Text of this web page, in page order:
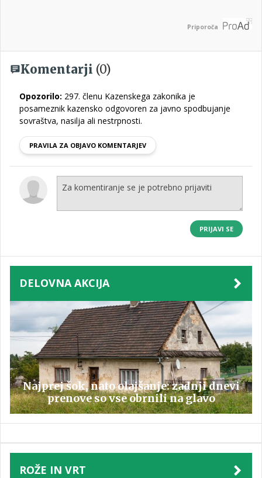
Priporoča
Komentarji (0)
Opozorilo: 297. členu Kazenskega zakonika je
posameznik kazensko odgovoren za javno spodbujanje
sovraštva, nasilja ali nestrpnosti.
PRAVILA ZA OBJAVO KOMENTARJEV
PRIJAVI SE
DELOVNA AKCIJA
Najprej šok, nato olajšanje: zadnji dnevi
prenove so vse obrnili na glavo
ROŽE IN VRT